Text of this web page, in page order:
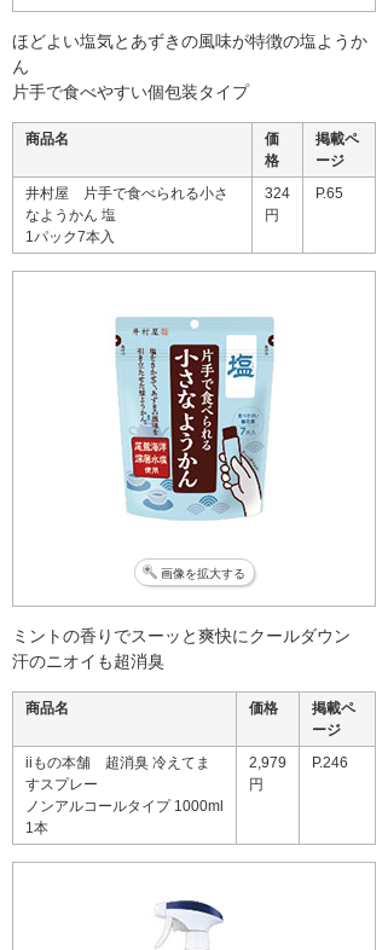
ほどよい塩気とあずきの風味が特徴の塩ようか
ん
片手で食べやすい個包装タイプ
商品名
価
格
掲載ペ
ージ
井村屋 片手で食べられる小さ
なようかん 塩
1パック7本入
324
円
P.65
画像を拡大する
ミントの香りでスーッと爽快にクールダウン
汗のニオイも超消臭
商品名 価格
掲載ペ
ージ
iiもの本舗 超消臭 冷えてま
すスプレー
ノンアルコールタイプ 1000ml
1本
2,979
円
P.246